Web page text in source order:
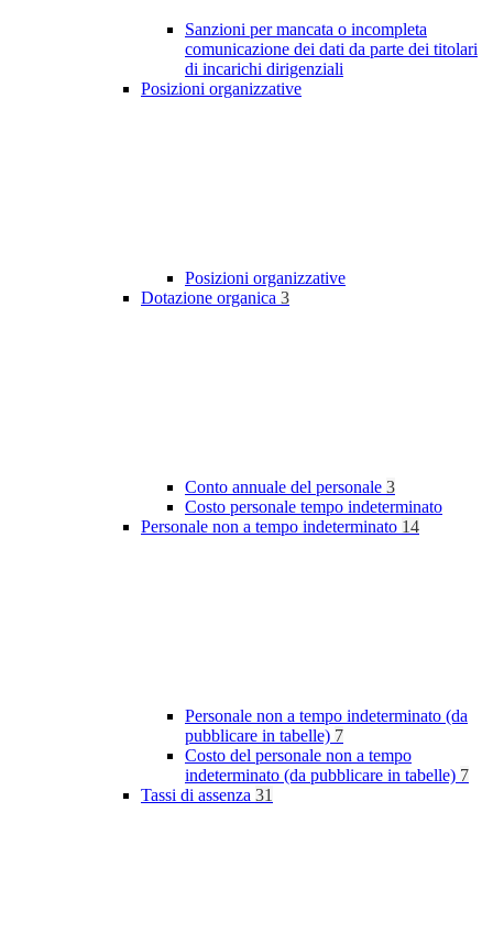
Sanzioni per mancata o incompleta
comunicazione dei dati da parte dei titolari
di incarichi dirigenziali
Posizioni organizzative
Posizioni organizzative
Dotazione organica 3
Conto annuale del personale 3
Costo personale tempo indeterminato
Personale non a tempo indeterminato 14
Personale non a tempo indeterminato (da
pubblicare in tabelle) 7
Costo del personale non a tempo
indeterminato (da pubblicare in tabelle) 7
Tassi di assenza 31